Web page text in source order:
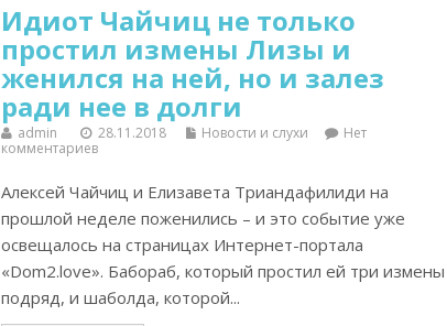
Идиот Чайчиц не только
простил измены Лизы и
женился на ней, но и залез
ради нее в долги
admin 28.11.2018 Новости и слухи
Нет
комментариев
Алексей Чайчиц и Елизавета Триандафилиди на
прошлой неделе поженились – и это событие уже
освещалось на страницах Интернет-портала
«Dom2.love». Бабораб, который простил ей три измены
подряд, и шаболда, которой...